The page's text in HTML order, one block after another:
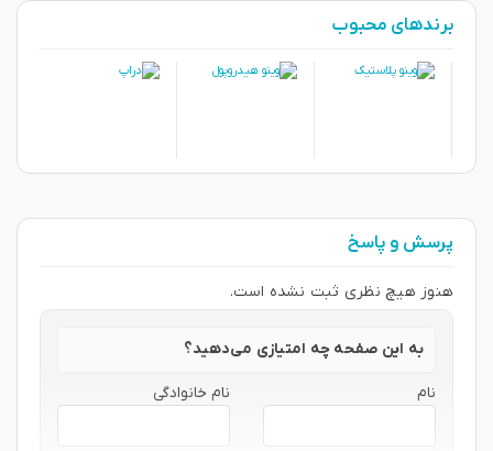
برندهای محبوب
پرسش و پاسخ
هنوز هیچ نظری ثبت نشده است.
به این صفحه چه امتیازی می‌دهید؟
نام نام خانوادگی